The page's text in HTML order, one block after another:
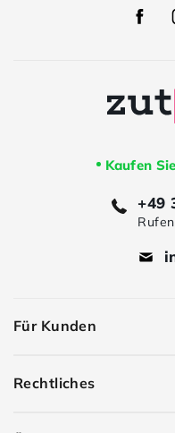
Zuty
Kaufen
+49
Für Kunden
Rechtliches